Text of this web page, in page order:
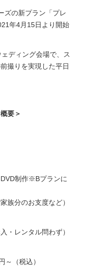
ズの新プラン「プレ
年4月15日より開始
ディング会場で、ス
撮りを実現した平日
要＞
制作※Bプランに
族分のお支度など）
・レンタル問わず）
～（税込）